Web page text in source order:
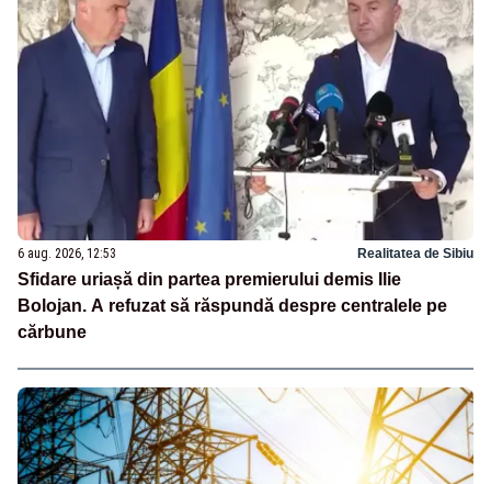
6 aug. 2026, 12:53 Realitatea de Sibiu
Sfidare uriașă din partea premierului demis Ilie
Bolojan. A refuzat să răspundă despre centralele pe
cărbune